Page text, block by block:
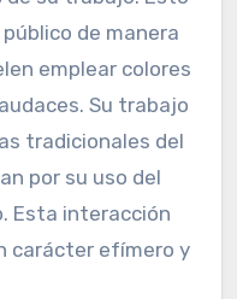
en España
innovador y su
mixtas que
temáticas
su trabajo. Esto
de manera
emplear colores